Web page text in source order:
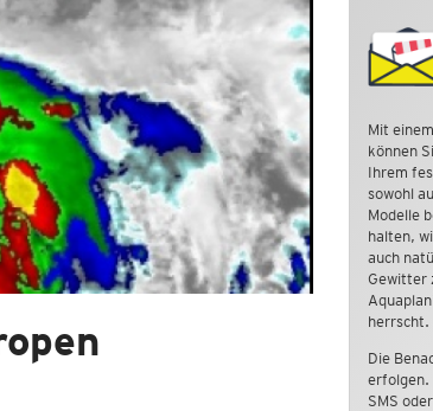
Mit
können
Ihrem
sowohl
Modelle
halten,
auch
Gewitter
herrscht.
Die
erfolgen.
SMS